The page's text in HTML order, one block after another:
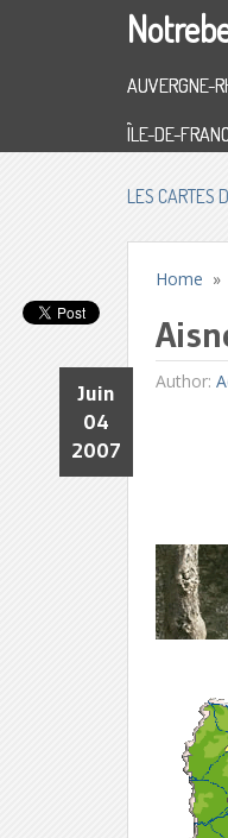
AUVERGNE-
ÎLE-DE-
LES CARTES
Home »
Author:
Juin
04
2007